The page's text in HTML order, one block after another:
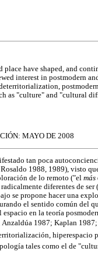
have shaped, and
interest in postmodern
as "culture" and "cultural
MAYO DE 2008
tan poca
1988, 1989), visto
de lo remoto ("el más
diferentes de
se propone hacer una
el sentido común del
en la teoría
1987; Kaplan
hiperespacio
tales como el de